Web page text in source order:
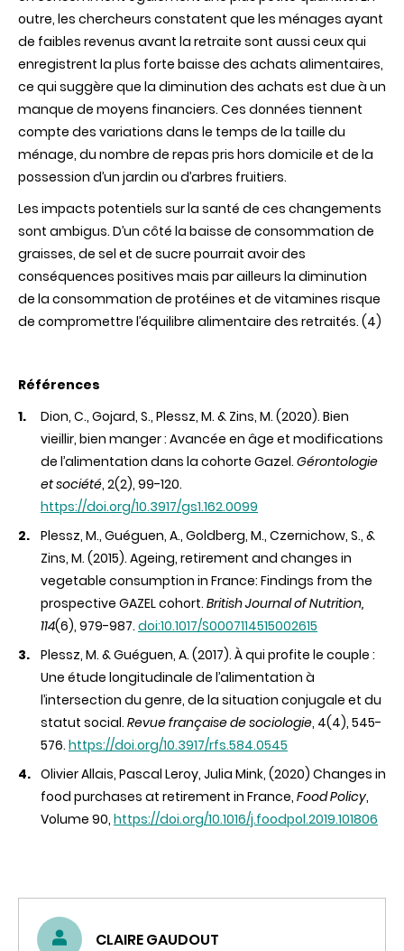
outre, les chercheurs constatent que les ménages ayant
de faibles revenus avant la retraite sont aussi ceux qui
enregistrent la plus forte baisse des achats alimentaires,
ce qui suggère que la diminution des achats est due à un
manque de moyens financiers. Ces données tiennent
compte des variations dans le temps de la taille du
ménage, du nombre de repas pris hors domicile et de la
possession d’un jardin ou d’arbres fruitiers.
Les impacts potentiels sur la santé de ces changements
sont ambigus. D’un côté la baisse de consommation de
graisses, de sel et de sucre pourrait avoir des
conséquences positives mais par ailleurs la diminution
de la consommation de protéines et de vitamines risque
de compromettre l’équilibre alimentaire des retraités. (4)
Références
Dion, C., Gojard, S., Plessz, M. & Zins, M. (2020). Bien
vieillir, bien manger : Avancée en âge et modifications
de l’alimentation dans la cohorte Gazel. Gérontologie
et société, 2(2), 99-120.
https://doi.org/10.3917/gs1.162.0099
Plessz, M., Guéguen, A., Goldberg, M., Czernichow, S., &
Zins, M. (2015). Ageing, retirement and changes in
vegetable consumption in France: Findings from the
prospective GAZEL cohort. British Journal of Nutrition,
114(6), 979-987. doi:10.1017/S0007114515002615
Plessz, M. & Guéguen, A. (2017). À qui profite le couple :
Une étude longitudinale de l’alimentation à
l’intersection du genre, de la situation conjugale et du
statut social. Revue française de sociologie, 4(4), 545-
576. https://doi.org/10.3917/rfs.584.0545
Olivier Allais, Pascal Leroy, Julia Mink, (2020) Changes in
food purchases at retirement in France, Food Policy,
Volume 90, https://doi.org/10.1016/j.foodpol.2019.101806
CLAIRE GAUDOUT